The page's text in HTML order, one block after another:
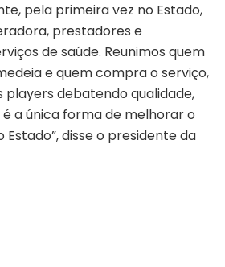
pela primeira vez no Estado,
prestadores e
de saúde. Reunimos quem
e quem compra o serviço,
players debatendo qualidade,
a única forma de melhorar o
Estado”, disse o presidente da